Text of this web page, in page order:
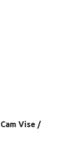
Vise /